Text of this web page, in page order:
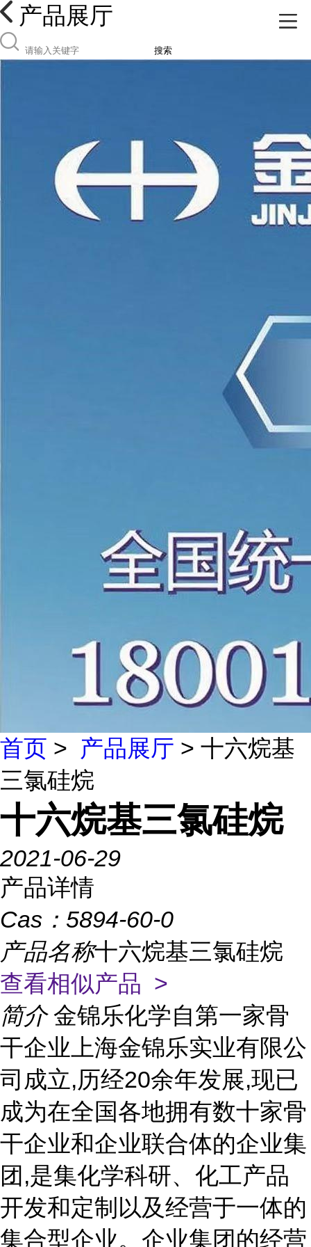
产品展厅
搜索
首页 > 产品展厅 > 十六烷基
三氯硅烷
十六烷基三氯硅烷
2021-06-29
产品详情
Cas： 5894-60-0
产品名称十六烷基三氯硅烷
查看相似产品 >
简介 金锦乐化学自第一家骨
干企业上海金锦乐实业有限公
司成立,历经20余年发展,现已
成为在全国各地拥有数十家骨
干企业和企业联合体的企业集
团,是集化学科研、化工产品
开发和定制以及经营于一体的
集合型企业。企业集团的经营